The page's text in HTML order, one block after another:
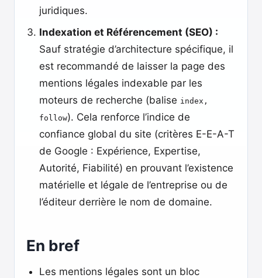
juridiques.
Indexation et Référencement (SEO) :
Sauf stratégie d’architecture spécifique, il
est recommandé de laisser la page des
mentions légales indexable par les
moteurs de recherche (balise index,
follow). Cela renforce l’indice de
confiance global du site (critères E-E-A-T
de Google : Expérience, Expertise,
Autorité, Fiabilité) en prouvant l’existence
matérielle et légale de l’entreprise ou de
l’éditeur derrière le nom de domaine.
En bref
Les mentions légales sont un bloc